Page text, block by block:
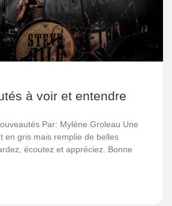
à voir et entendre
Par: Mylène Groleau Une
en gris mais remplie de belles
écoutez et appréciez. Bonne